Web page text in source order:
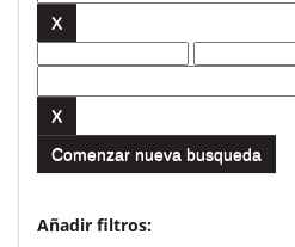
Comenzar nueva busqueda
Añadir filtros: